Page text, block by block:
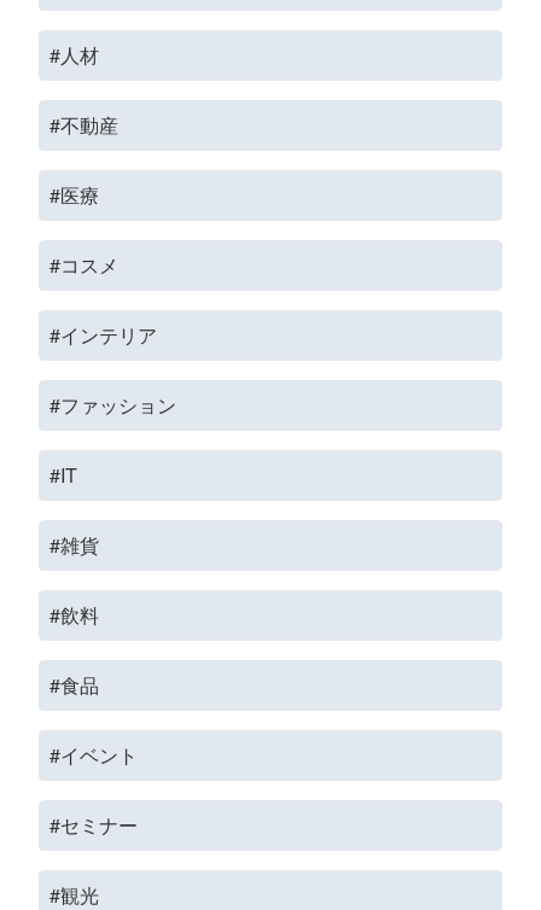
#人材
#不動産
#医療
#コスメ
#インテリア
#ファッション
#IT
#雑貨
#飲料
#食品
#イベント
#セミナー
#観光